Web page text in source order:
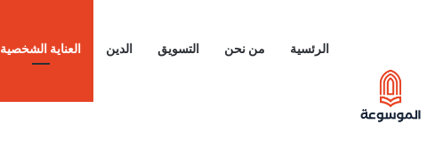
الرئسية من نحن التسويق الدين العناية الشخصية